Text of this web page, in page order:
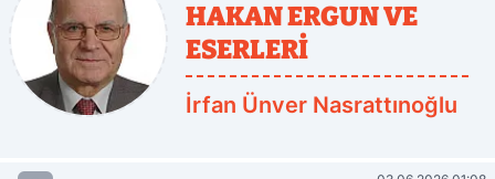
HAKAN ERGUN VE
ESERLERİ
İrfan Ünver Nasrattınoğlu